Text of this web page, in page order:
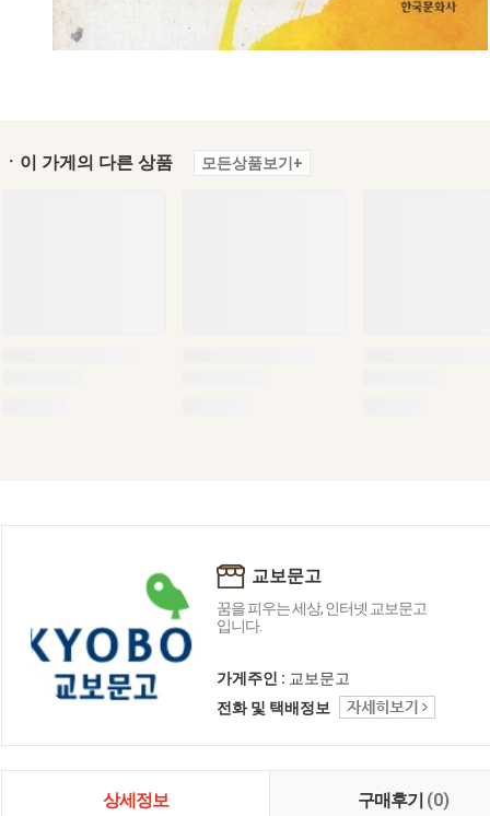
ㆍ이 가게의 다른 상품 모든상품보기+
교보문고
꿈을 피우는 세상, 인터넷 교보문고
입니다.
가게주인 : 교보문고
전화 및 택배정보
상세정보 구매후기 (0)